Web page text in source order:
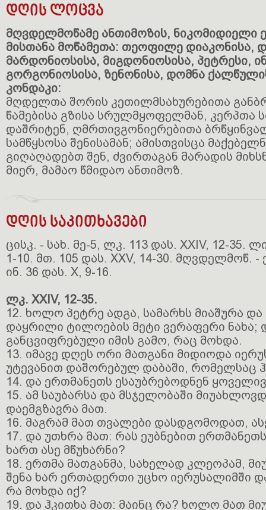
დღის ლოცვა
მღვდელმოწამე ანთიმოზის, ნიკომიდიელი
მისთანა მოწამეთა: თეოფილე დიაკონისა,
მარდონიოსისა, მიგდონიოსისა, პეტრესი,
გორგონიოსისა, ზენონისა, დომნა
კონდაკი:
მღდელთა შორის კეთილმსახურებითა
წამებისა გზისა სრულმყოფელმან, კერპთა
დაშრიტენ, ღმრთივგონიერებითა
სამწყსოსა შენისამან; ამისთვისცა
გიღაღადებთ შენ, ძვირთაგან მარადის
მიერ, მამაო წმიდაო ანთიმოზ.
დღის საკითხავები
ცისკ. - სახ. მე-5, ლკ. 113 დას. XXIV, 12-35.
1-10. მთ. 105 დას. XXV, 14-30. მღვდელმოწ. -
ინ. 36 დას. X, 9-16.
ლკ. XXIV, 12-35.
12. ხოლო პეტრე ადგა, სამარხს მიაშურა
დაყრილი ტილოების მეტი ვერაფერი ნახა;
განცვიფრებული იმის გამო, რაც მოხდა.
13. იმავე დღეს ორი მათგანი მიდიოდა
უტევანით დაშორებულ დაბაში, რომელსაც
14. და ერთმანეთს ესაუბრებოდნენ
15. ამ საუბარსა და მსჯელობაში
დაემგზავრა მათ.
16. მაგრამ მათ თვალები დასდგომოდათ,
17. და უთხრა მათ: რას ეუბნებით
ხართ ასე მწუხარნი?
18. ერთმა მათგანმა, სახელად კლეოპამ,
შენა ხარ ერთადერთი უცხო იერუსალიმში
რა მოხდა იქ?
19. და ჰკითხა მათ: მაინც რა? ხოლო მათ